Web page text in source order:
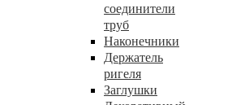
соединители
труб
Наконечники
Держатель
ригеля
Заглушки